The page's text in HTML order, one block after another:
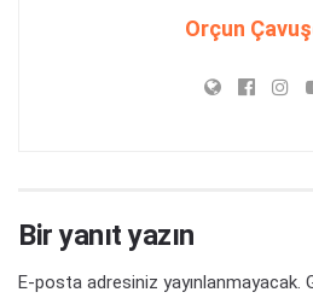
Orçun
Bir yanıt yazın
E-posta adresiniz yayınlanmayacak.